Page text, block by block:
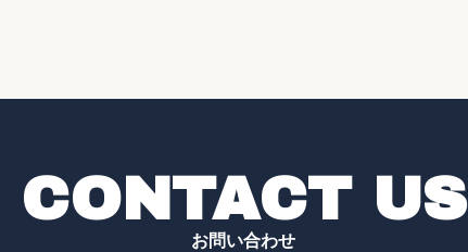
CONTACT US
お問い合わせ